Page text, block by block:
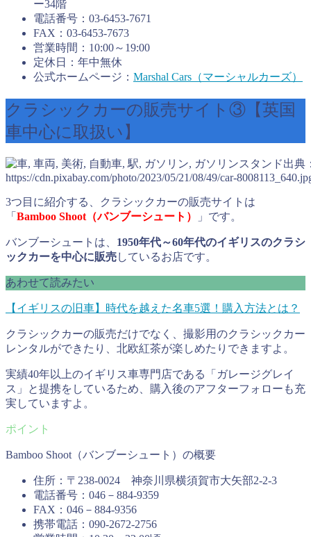
ー34階
電話番号：03-6453-7671
FAX：03-6453-7673
営業時間：10:00～19:00
定休日：年中無休
公式ホームページ： Marshal Cars（マーシャルカーズ）
クラシックカーの販売サイト③【英国
車中心に取扱い】
出典
https://cdn.pixabay.com/photo/2023/05/21/08/49/car-
3つ目に紹介する、クラシックカーの販売サイトは
「 Bamboo Shoot（バンブーシュート） 」です。
バンブーシュートは、 1950年代～60年代のイギリスのクラシ
ックカーを中心に販売しているお店です。
あわせて読みたい
【イギリスの旧車】時代を越えた名車5選！購入方法とは？
クラシックカーの販売だけでなく、撮影用のクラシックカー
レンタルができたり、北欧紅茶が楽しめたりできますよ。
実績40年以上のイギリス車専門店である「ガレージグレイ
ス」と提携をしているため、購入後のアフターフォローも充
実していますよ。
Bamboo Shoot（バンブーシュート）の概要
住所：〒238-0024 神奈川県横須賀市大矢部2-2-3
電話番号：046－884-9359
FAX：046－884-9356
携帯電話：090-2672-2756